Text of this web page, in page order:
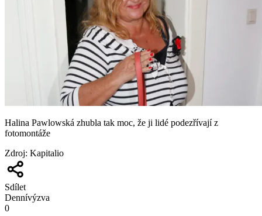
Halina Pawlowská zhubla tak moc, že ji lidé podezřívají z
fotomontáže
Zdroj: Kapitalio
Sdílet
Dennívýzva
0